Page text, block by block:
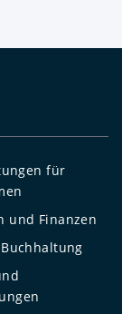
für
und Finanzen